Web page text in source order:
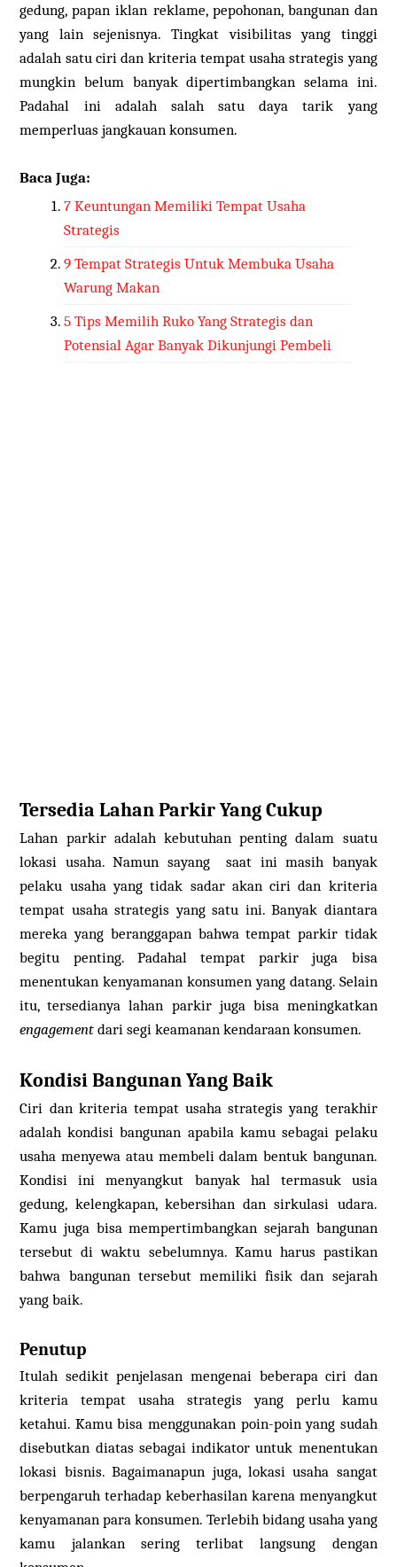
gedung, papan iklan reklame, pepohonan, bangunan dan
yang lain sejenisnya. Tingkat visibilitas yang tinggi
adalah satu ciri dan kriteria tempat usaha strategis yang
mungkin belum banyak dipertimbangkan selama ini.
Padahal ini adalah salah satu daya tarik yang
memperluas jangkauan konsumen.
Baca Juga:
7 Keuntungan Memiliki Tempat Usaha
Strategis
9 Tempat Strategis Untuk Membuka Usaha
Warung Makan
5 Tips Memilih Ruko Yang Strategis dan
Potensial Agar Banyak Dikunjungi Pembeli
Tersedia Lahan Parkir Yang Cukup
Lahan parkir adalah kebutuhan penting dalam suatu
lokasi usaha. Namun sayang saat ini masih banyak
pelaku usaha yang tidak sadar akan ciri dan kriteria
tempat usaha strategis yang satu ini. Banyak diantara
mereka yang beranggapan bahwa tempat parkir tidak
begitu penting. Padahal tempat parkir juga bisa
menentukan kenyamanan konsumen yang datang. Selain
itu, tersedianya lahan parkir juga bisa meningkatkan
engagement dari segi keamanan kendaraan konsumen.
Kondisi Bangunan Yang Baik
Ciri dan kriteria tempat usaha strategis yang terakhir
adalah kondisi bangunan apabila kamu sebagai pelaku
usaha menyewa atau membeli dalam bentuk bangunan.
Kondisi ini menyangkut banyak hal termasuk usia
gedung, kelengkapan, kebersihan dan sirkulasi udara.
Kamu juga bisa mempertimbangkan sejarah bangunan
tersebut di waktu sebelumnya. Kamu harus pastikan
bahwa bangunan tersebut memiliki fisik dan sejarah
yang baik.
Penutup
Itulah sedikit penjelasan mengenai beberapa ciri dan
kriteria tempat usaha strategis yang perlu kamu
ketahui. Kamu bisa menggunakan poin-poin yang sudah
disebutkan diatas sebagai indikator untuk menentukan
lokasi bisnis. Bagaimanapun juga, lokasi usaha sangat
berpengaruh terhadap keberhasilan karena menyangkut
kenyamanan para konsumen. Terlebih bidang usaha yang
kamu jalankan sering terlibat langsung dengan